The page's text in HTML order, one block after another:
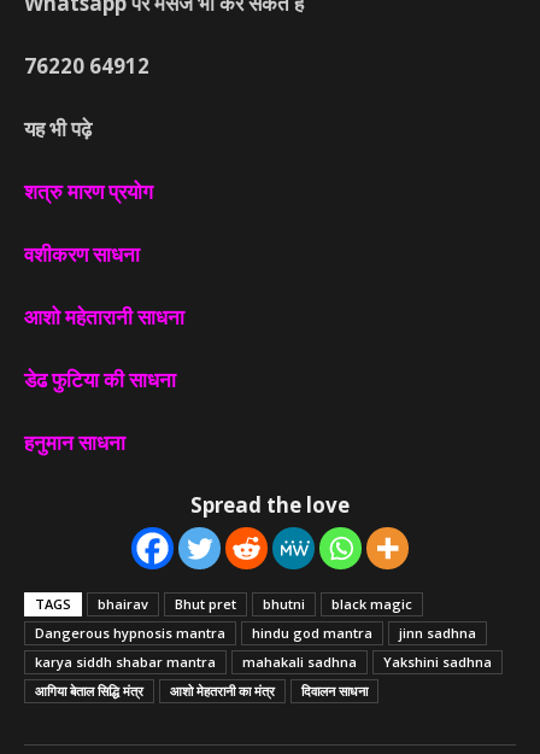
76220 64912
यह भी पढ़े
शत्रु मारण प्रयोग
वशीकरण साधना
आशो महेतारानी साधना
डेढ फुटिया की साधना
हनुमान साधना
Spread the love
TAGS bhairav Bhut pret bhutni
black magic
Dangerous hypnosis mantra
hindu god mantra
jinn sadhna
karya siddh shabar mantra
mahakali sadhna
Yakshini sadhna
आगिया बेताल सिद्धि मंत्र
आशो मेहतरानी का मंत्र दिवालन साधना